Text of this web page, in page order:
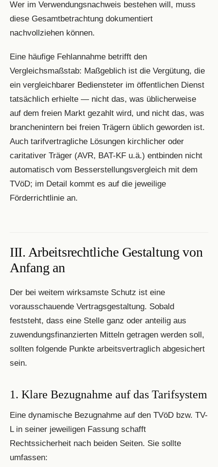
Wer im Verwendungsnachweis bestehen will, muss
diese Gesamtbetrachtung dokumentiert
nachvollziehen können.
Eine häufige Fehlannahme betrifft den
Vergleichsmaßstab: Maßgeblich ist die Vergütung, die
ein vergleichbarer Bediensteter im öffentlichen Dienst
tatsächlich erhielte — nicht das, was üblicherweise
auf dem freien Markt gezahlt wird, und nicht das, was
branchenintern bei freien Trägern üblich geworden ist.
Auch tarifvertragliche Lösungen kirchlicher oder
caritativer Träger (AVR, BAT-KF u.ä.) entbinden nicht
automatisch vom Besserstellungsvergleich mit dem
TVöD; im Detail kommt es auf die jeweilige
Förderrichtlinie an.
III. Arbeitsrechtliche Gestaltung von
Anfang an
Der bei weitem wirksamste Schutz ist eine
vorausschauende Vertragsgestaltung. Sobald
feststeht, dass eine Stelle ganz oder anteilig aus
zuwendungsfinanzierten Mitteln getragen werden soll,
sollten folgende Punkte arbeitsvertraglich abgesichert
sein.
1. Klare Bezugnahme auf das Tarifsystem
Eine dynamische Bezugnahme auf den TVöD bzw. TV-
L in seiner jeweiligen Fassung schafft
Rechtssicherheit nach beiden Seiten. Sie sollte
umfassen: